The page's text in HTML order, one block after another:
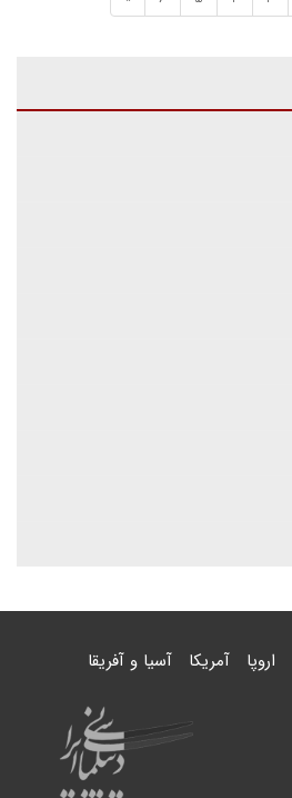
اروپا آمریکا آسیا و آفریقا